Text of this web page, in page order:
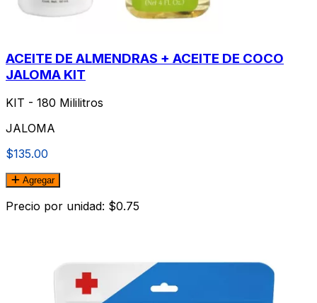
ACEITE DE ALMENDRAS + ACEITE DE COCO
JALOMA KIT
KIT - 180 Mililitros
JALOMA
$135.00
Agregar
Precio por unidad: $0.75